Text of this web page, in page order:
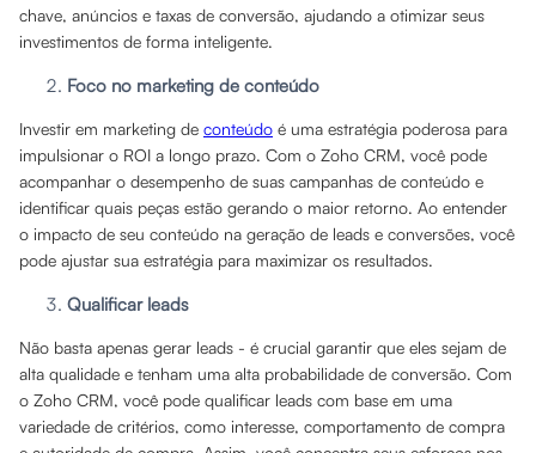
chave, anúncios e taxas de conversão, ajudando a otimizar seus
investimentos de forma inteligente.
Foco no marketing de conteúdo
Investir em marketing de conteúdo é uma estratégia poderosa para
impulsionar o ROI a longo prazo. Com o Zoho CRM, você pode
acompanhar o desempenho de suas campanhas de conteúdo e
identificar quais peças estão gerando o maior retorno. Ao entender
o impacto de seu conteúdo na geração de leads e conversões, você
pode ajustar sua estratégia para maximizar os resultados.
Qualificar leads
Não basta apenas gerar leads - é crucial garantir que eles sejam de
alta qualidade e tenham uma alta probabilidade de conversão. Com
o Zoho CRM, você pode qualificar leads com base em uma
variedade de critérios, como interesse, comportamento de compra